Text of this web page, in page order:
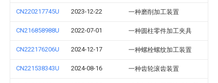
CN220217745U 2023-12-22 一种磨削加工装置
CN216858988U 2022-07-01 一种圆柱零件加工夹具
CN222176206U 2024-12-17 一种螺栓螺纹加工装置
CN221538343U 2024-08-16 一种齿轮滚齿装置